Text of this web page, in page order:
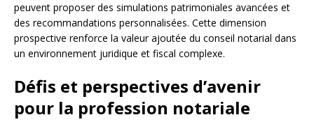
peuvent proposer des simulations patrimoniales avancées et
des recommandations personnalisées. Cette dimension
prospective renforce la valeur ajoutée du conseil notarial dans
un environnement juridique et fiscal complexe.
Défis et perspectives d’avenir
pour la profession notariale